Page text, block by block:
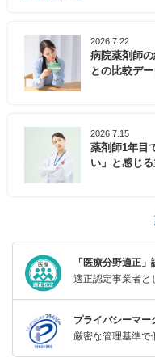
2026.7.22
病院薬剤師
との比較デ
2026.7.15
薬剤師1年目
い」と感じ
「医療分野適正
適正認定事業者と
プライバシーマー
厳密な管理基準で